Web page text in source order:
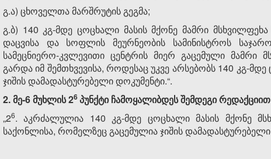
გ.ა) ცხოველთა მარშრუტის გეგმა;
გ.ბ) 140 კგ-მდე ცოცხალი მასის მქონე მამრი
დაცვისა და სოფლის მეურნეობის სამინისტროს
სამეცნიერო-კვლევითი ცენტრის მიერ გაცემული მამრი
გარდა იმ შემთხვევისა, როდესაც უკვე არსებობს 140 კგ-
ჯიშის დამადასტურებელი დოკუმენტი.“.
2. მე-6 მუხლის 2​6პუნქტი ჩამოყალიბდეს შემდეგი
„2​6. აკრძალულია 140 კგ-მდე ცოცხალი მასის მქონე
საქონლისა, რომელზეც გაცემულია ჯიშის დამადასტურებელი